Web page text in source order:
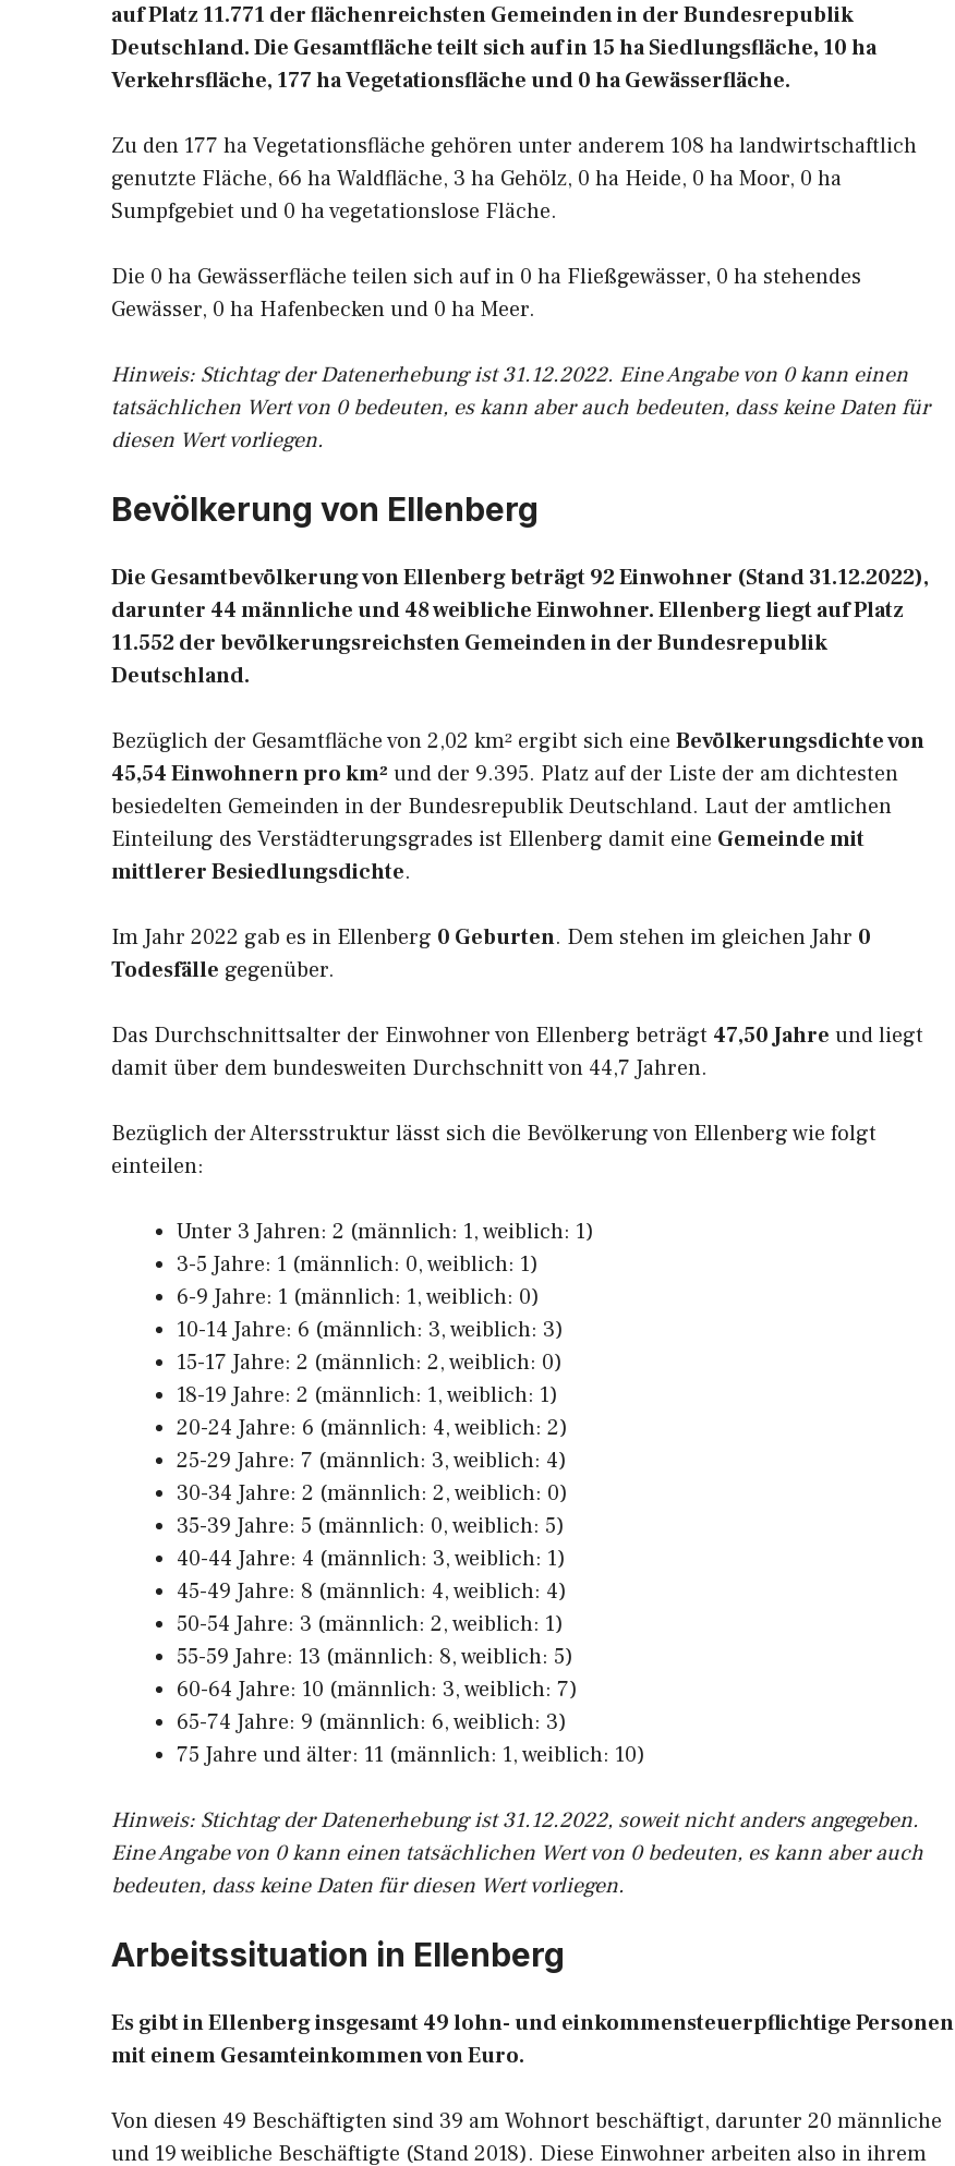
auf Platz 11.771 der flächenreichsten Gemeinden in der Bundesrepublik
Deutschland. Die Gesamtfläche teilt sich auf in 15 ha Siedlungsfläche, 10 ha
Verkehrsfläche, 177 ha Vegetationsfläche und 0 ha Gewässerfläche.
Zu den 177 ha Vegetationsfläche gehören unter anderem 108 ha landwirtschaftlich
genutzte Fläche, 66 ha Waldfläche, 3 ha Gehölz, 0 ha Heide, 0 ha Moor, 0 ha
Sumpfgebiet und 0 ha vegetationslose Fläche.
Die 0 ha Gewässerfläche teilen sich auf in 0 ha Fließgewässer, 0 ha stehendes
Gewässer, 0 ha Hafenbecken und 0 ha Meer.
Hinweis: Stichtag der Datenerhebung ist 31.12.2022. Eine Angabe von 0 kann einen
tatsächlichen Wert von 0 bedeuten, es kann aber auch bedeuten, dass keine Daten für
diesen Wert vorliegen.
Bevölkerung von Ellenberg
Die Gesamtbevölkerung von Ellenberg beträgt 92 Einwohner (Stand 31.12.2022),
darunter 44 männliche und 48 weibliche Einwohner. Ellenberg liegt auf Platz
11.552 der bevölkerungsreichsten Gemeinden in der Bundesrepublik
Deutschland.
Bezüglich der Gesamtfläche von 2,02 km² ergibt sich eine Bevölkerungsdichte von
45,54 Einwohnern pro km² und der 9.395. Platz auf der Liste der am dichtesten
besiedelten Gemeinden in der Bundesrepublik Deutschland. Laut der amtlichen
Einteilung des Verstädterungsgrades ist Ellenberg damit eine Gemeinde mit
mittlerer Besiedlungsdichte.
Im Jahr 2022 gab es in Ellenberg 0 Geburten. Dem stehen im gleichen Jahr 0
Todesfälle gegenüber.
Das Durchschnittsalter der Einwohner von Ellenberg beträgt 47,50 Jahre und liegt
damit über dem bundesweiten Durchschnitt von 44,7 Jahren.
Bezüglich der Altersstruktur lässt sich die Bevölkerung von Ellenberg wie folgt
einteilen:
Unter 3 Jahren: 2 (männlich: 1, weiblich: 1)
3-5 Jahre: 1 (männlich: 0, weiblich: 1)
6-9 Jahre: 1 (männlich: 1, weiblich: 0)
10-14 Jahre: 6 (männlich: 3, weiblich: 3)
15-17 Jahre: 2 (männlich: 2, weiblich: 0)
18-19 Jahre: 2 (männlich: 1, weiblich: 1)
20-24 Jahre: 6 (männlich: 4, weiblich: 2)
25-29 Jahre: 7 (männlich: 3, weiblich: 4)
30-34 Jahre: 2 (männlich: 2, weiblich: 0)
35-39 Jahre: 5 (männlich: 0, weiblich: 5)
40-44 Jahre: 4 (männlich: 3, weiblich: 1)
45-49 Jahre: 8 (männlich: 4, weiblich: 4)
50-54 Jahre: 3 (männlich: 2, weiblich: 1)
55-59 Jahre: 13 (männlich: 8, weiblich: 5)
60-64 Jahre: 10 (männlich: 3, weiblich: 7)
65-74 Jahre: 9 (männlich: 6, weiblich: 3)
75 Jahre und älter: 11 (männlich: 1, weiblich: 10)
Hinweis: Stichtag der Datenerhebung ist 31.12.2022, soweit nicht anders angegeben.
Eine Angabe von 0 kann einen tatsächlichen Wert von 0 bedeuten, es kann aber auch
bedeuten, dass keine Daten für diesen Wert vorliegen.
Arbeitssituation in Ellenberg
Es gibt in Ellenberg insgesamt 49 lohn- und einkommensteuerpflichtige Personen
mit einem Gesamteinkommen von Euro.
Von diesen 49 Beschäftigten sind 39 am Wohnort beschäftigt, darunter 20 männliche
und 19 weibliche Beschäftigte (Stand 2018). Diese Einwohner arbeiten also in ihrem